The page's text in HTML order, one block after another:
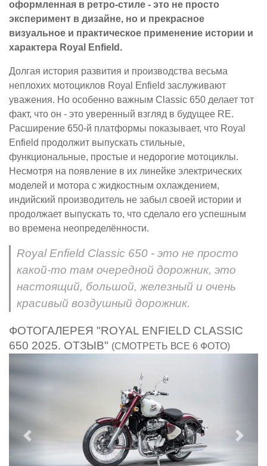
оформленная в ретро-стиле - это не просто
эксперимент в дизайне, но и прекрасное
визуальное и практическое применение истории и
характера Royal Enfield.
Долгая история развития и производства весьма
неплохих мотоциклов Royal Enfield заслуживают
уважения. Но особенно важным Classic 650 делает тот
факт, что он - это уверенный взгляд в будущее RE.
Расширение 650-й платформы показывает, что Royal
Enfield продолжит выпускать стильные,
функциональные, простые и недорогие мотоциклы.
Несмотря на появление в их линейке электрических
моделей и мотора с жидкостным охлаждением,
индийский производитель не забыл своей истории и
продолжает выпускать то, что сделало его успешным
во времена неопределённости.
Royal Enfield Classic 650 - это не просто
какой-то там очередной дорожник, это
настоящий, большой, железный и очень
красивый воздушный дорожник.
ФОТОГАЛЕРЕЯ "ROYAL ENFIELD CLASSIC
650 2025. ОТЗЫВ" (СМОТРЕТЬ ВСЕ 6 ФОТО)
Предыдущий